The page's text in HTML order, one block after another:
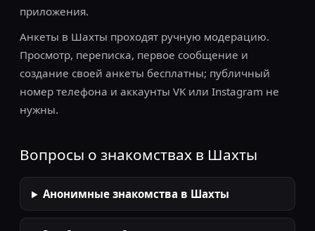
приложения.
Анкеты в Шахты проходят ручную модерацию.
Просмотр, переписка, первое сообщение и
создание своей анкеты бесплатны; публичный
номер телефона и аккаунты VK или Instagram не
нужны.
Вопросы о знакомствах в Шахты
Анонимные знакомства в Шахты